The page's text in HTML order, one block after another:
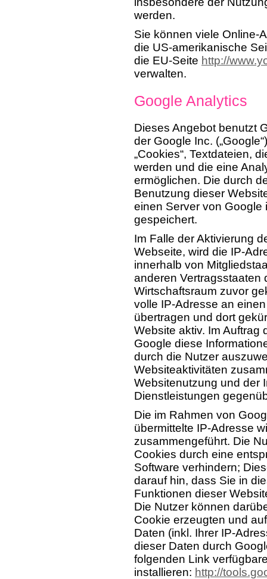
werden.
Sie können viele Online-
die US-amerikanische
die EU-Seite http://
verwalten.
Google Analytics
Dieses Angebot benutzt
der Google Inc.
„Cookies“, Textdateien,
werden und die eine
ermöglichen. Die durch
Benutzung dieser
einen Server von Google
gespeichert.
Im Falle der Aktivierung
Webseite, wird die IP-
innerhalb von
anderen Vertragsstaaten
Wirtschaftsraum zuvor
volle IP-Adresse an
übertragen und dort
Website aktiv. Im Auftrag
Google diese
durch die Nutzer
Websiteaktivitäten
Websitenutzung und der
Dienstleistungen
Die im Rahmen von
übermittelte IP-Adresse
zusammengeführt. Die
Cookies durch eine
Software verhindern;
darauf hin, dass Sie in
Funktionen dieser
Die Nutzer können
Cookie erzeugten und
Daten (inkl. Ihrer IP-
dieser Daten durch
folgenden Link
installieren: http://